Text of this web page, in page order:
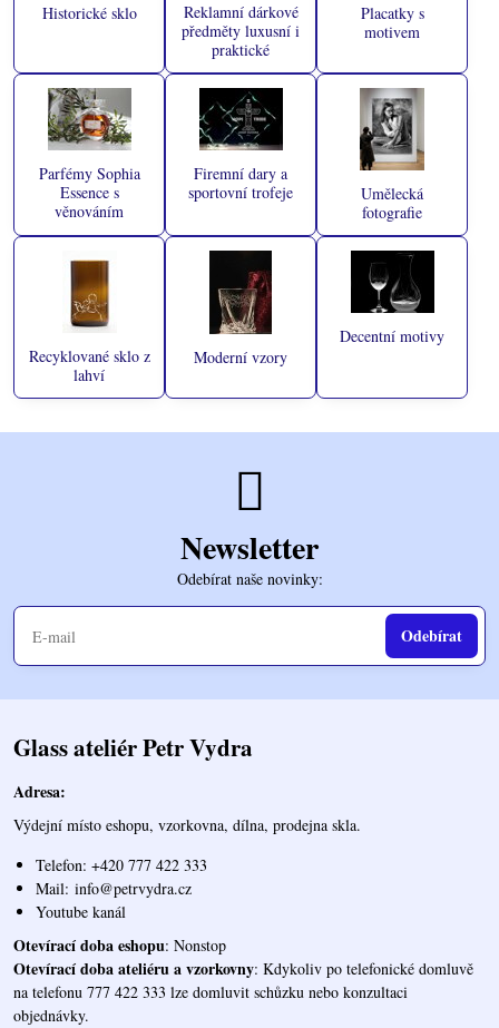
Historické sklo
Reklamní dárkové
předměty luxusní i
praktické
Placatky s
motivem
Parfémy Sophia
Essence s
věnováním
Firemní dary a
sportovní trofeje
Umělecká
fotografie
Recyklované sklo z
lahví
Moderní vzory
Decentní motivy
Newsletter
Odebírat naše novinky:
Odebírat
Glass ateliér Petr Vydra
Adresa:
Výdejní místo eshopu, vzorkovna, dílna, prodejna skla.
Telefon: +420 777 422 333
Mail: info@petrvydra.cz
Youtube kanál
Otevírací doba eshopu: Nonstop
Otevírací doba ateliéru a vzorkovny: Kdykoliv po telefonické domluvě
na telefonu 777 422 333 lze domluvit schůzku nebo konzultaci
objednávky.